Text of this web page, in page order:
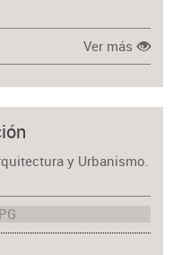
Ver más
y Urbanismo.